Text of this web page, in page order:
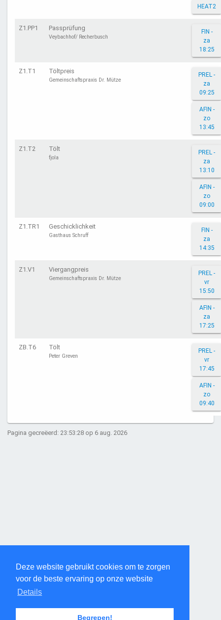
Deze website gebruikt cookies om te zorgen
voor de beste ervaring op onze website
Details
Begrepen!
HEAT2
Z1.PP1 Passprüfung
Veybachhof/ Recherbusch
FIN -
za
18:25
Z1.T1 Töltpreis
Gemeinschaftspraxis Dr. Mütze
PREL -
za
09:25
AFIN -
zo
13:45
Z1.T2 Tölt
fjola
PREL -
za
13:10
AFIN -
zo
09:00
Z1.TR1 Geschicklichkeit
Gasthaus Schruff
FIN -
za
14:35
Z1.V1 Viergangpreis
Gemeinschaftspraxis Dr. Mütze
PREL -
vr
15:50
AFIN -
za
17:25
ZB.T6 Tölt
Peter Greven
PREL -
vr
17:45
AFIN -
zo
09:40
Pagina gecreëerd: 23:53:28 op 6 aug. 2026